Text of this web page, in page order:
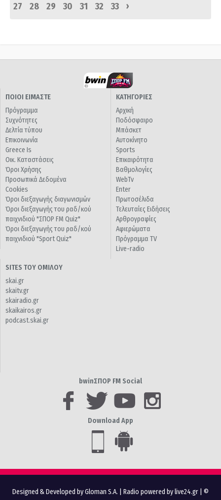
27
28 29 30 31 32 33 ›
ΠΟΙΟΙ ΕΙΜΑΣΤΕ
Πρόγραμμα
Συχνότητες
Δελτία τύπου
Επικοινωνία
Greece Is
Οικ. Καταστάσεις
Όροι Χρήσης
Προσωπικά Δεδομένα
Cookies
Όροι διεξαγωγής διαγωνισμών
Όροι διεξαγωγής του ραδ/κού
παιχνιδιού "ΣΠΟΡ FM Quiz"
Όροι διεξαγωγής του ραδ/κού
παιχνιδιού "Sport Quiz"
ΚΑΤΗΓΟΡΙΕΣ
Αρχική
Ποδόσφαιρο
Μπάσκετ
Αυτοκίνητο
Sports
Επικαιρότητα
Βαθμολογίες
WebTv
Enter
Πρωτοσέλιδα
Τελευταίες Ειδήσεις
Αρθρογραφίες
Αφιερώματα
Πρόγραμμα TV
Live-radio
SITES ΤΟΥ ΟΜΙΛΟΥ
skai.gr
skaitv.gr
skairadio.gr
skaikairos.gr
podcast.skai.gr
bwinΣΠΟΡ FM Social
Download App
Designed & Developed by Gloman S.A. Radio powered by live24.gr | ©